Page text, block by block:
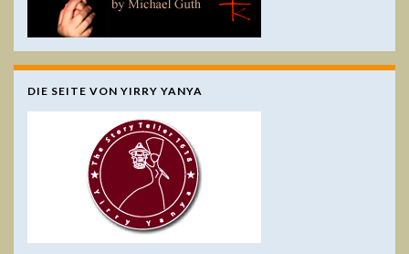
DIE SEITE VON YIRRY YANYA